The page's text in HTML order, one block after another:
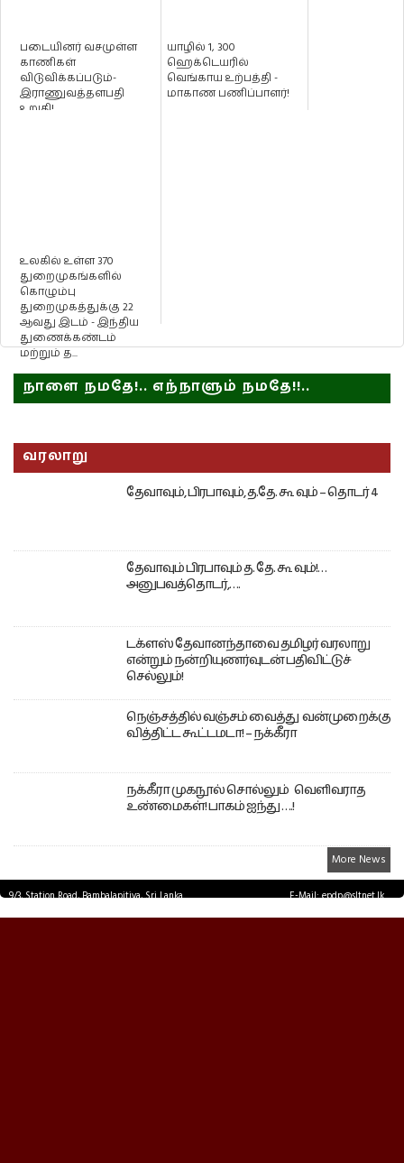
படையினர் வசமுள்ள
காணிகள்
விடுவிக்கப்படும்-
இராணுவத்தளபதி
உறுதி!
யாழில் 1, 300
ஹெக்டெயரில்
வெங்காய உற்பத்தி -
மாகாண பணிப்பாளர்!
உலகில் உள்ள 370
துறைமுகங்களில்
கொழும்பு
துறைமுகத்துக்கு 22
ஆவது இடம் - இந்திய
துணைக்கண்டம்
மற்றும் த...
நாளை நமதே!.. எந்நாளும் நமதே!!..
வரலாறு
தேவாவும், பிரபாவும், த.தே. கூ வும் – தொடர் 4
தேவாவும் பிரபாவும் த. தே. கூ வும்!…
அனுபவத்தொடர்,….
டக்ளஸ் தேவானந்தாவை தமிழர் வரலாறு
என்றும் நன்றியுணர்வுடன் பதிவிட்டுச்
செல்லும்!
நெஞ்சத்தில் வஞ்சம் வைத்து வன்முறைக்கு
வித்திட்ட கூட்டமடா! – நக்கீரா
நக்கீரா முகநூல் சொல்லும் வெளிவராத
உண்மைகள்! பாகம் ஐந்து ….!
More News
9/3, Station Road, Bambalapitiya, Sri Lanka.
E-Mail: epdp@sltnet.lk